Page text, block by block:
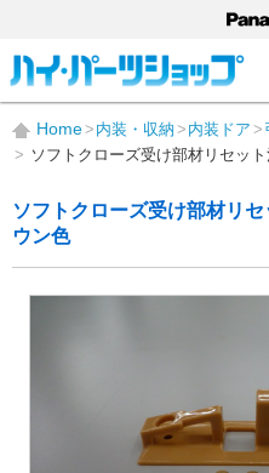
Home 内装・収納 内装ドア
ソフトクローズ受け部材リセッ
ソフトクローズ受け部材リ
ウン色